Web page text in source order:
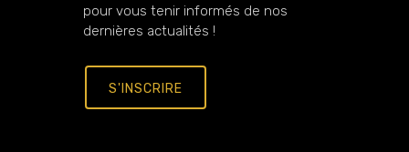
pour vous tenir informés de nos
dernières actualités !
S'INSCRIRE